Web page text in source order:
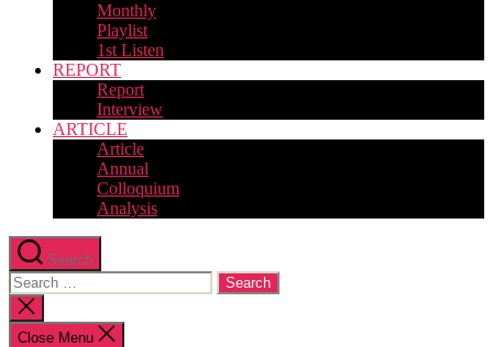
Monthly
Playlist
1st Listen
REPORT
Report
Interview
ARTICLE
Article
Annual
Colloquium
Analysis
Search
Search
for:
Close
search
Close Menu